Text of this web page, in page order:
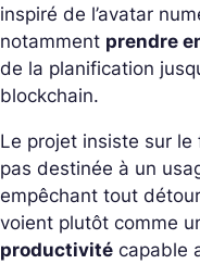
inspiré de l’avatar
notamment prendre
de la planification
blockchain.
Le projet insiste sur le
pas destinée à un
empêchant tout
voient plutôt comme
productivité capable